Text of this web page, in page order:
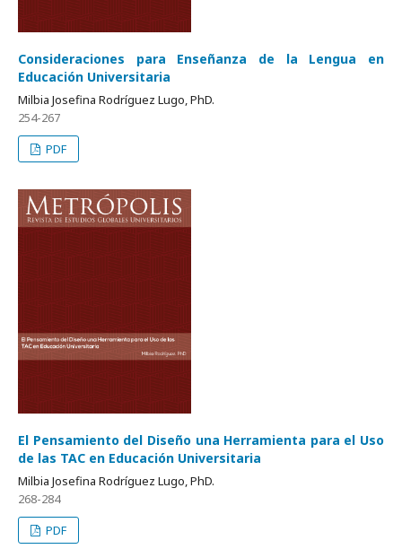
Consideraciones para Enseñanza de la Lengua en
Educación Universitaria
Milbia Josefina Rodríguez Lugo, PhD.
254-267
PDF
El Pensamiento del Diseño una Herramienta para el Uso
de las TAC en Educación Universitaria
Milbia Josefina Rodríguez Lugo, PhD.
268-284
PDF